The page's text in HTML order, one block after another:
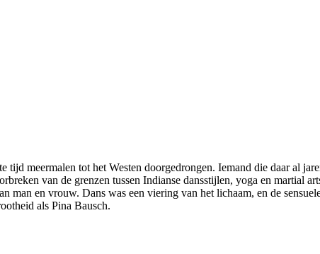
meermalen tot het Westen doorgedrongen. Iemand die daar al
van de grenzen tussen Indianse dansstijlen, yoga en martial
en vrouw. Dans was een viering van het lichaam, en de
als Pina Bausch.